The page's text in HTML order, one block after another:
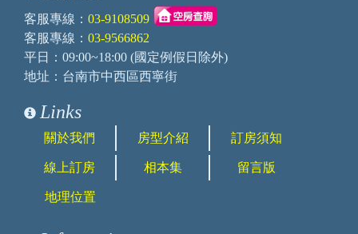
客服專線： 03-9108509
客服專線： 03-9566862
平日：09:00~18:00 (國定例假日除外)
地址：台南市中西區西寧街
Links
關於我們 房型介紹 訂房須知
線上訂房 相本集 留言版
地理位置